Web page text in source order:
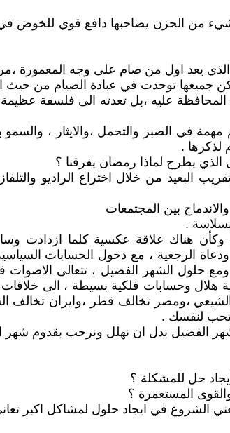
شيء من الحزن يصاحبها دافع قوي
،الذي يعد اول من صام على وجه
جميعها توحدت في عبادة الصيام من
عليه ،بل تعدته الى فلسفة
في الصبر والتحمل ،والايثار ،
لذكرها .
يطرح لماذا رمضان يفرقنا ؟
البعيد من خلال اختراع الراديو
بين المجتمعات
بسلاسة .
، وكأن هناك علاقة عكسية كلما ازدادت
ودعاة الرجعية ، مع دخول الحسابات
ومع حلول الشهر الفضيل ، تتعالى
هلال وحسابات فلكية بسيطة ، الى
،ومصر تخالف قطر ،وايران تخالف
تحب لنفسك .
الفضيل بدل ان نهلل ونرحب بقدوم شهر
حل للمشكلة ؟
المستعمرة ؟
الشروع في ايجاد حلول لمشاكل اكبر